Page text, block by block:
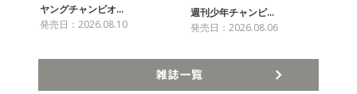
ヤングチャンピオ…
発売日：2026.08.10
週刊少年チャンピ…
発売日：2026.08.06